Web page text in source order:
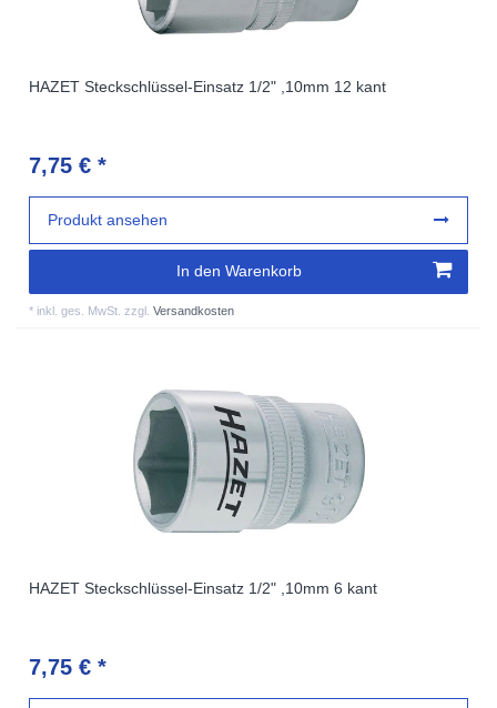
HAZET Steckschlüssel-Einsatz 1/2" ,10mm 12 kant
7,75 € *
In den Warenkorb
* inkl. ges. MwSt. zzgl.Versandkosten
Produkt ansehen
HAZET Steckschlüssel-Einsatz 1/2" ,10mm 6 kant
7,75 € *